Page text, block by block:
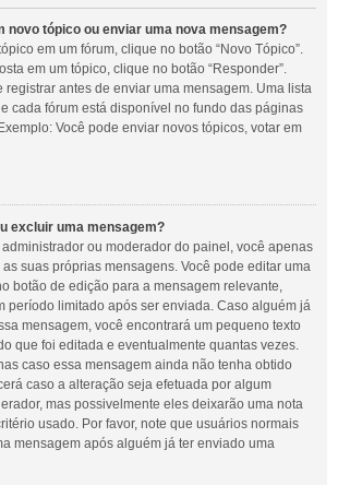
novo tópico ou enviar uma nova mensagem?
em um fórum, clique no botão “Novo Tópico”.
em um tópico, clique no botão “Responder”.
registrar antes de enviar uma mensagem. Uma lista
cada fórum está disponível no fundo das páginas
Você pode enviar novos tópicos, votar em
excluir uma mensagem?
ou moderador do painel, você apenas
suas próprias mensagens. Você pode editar uma
botão de edição para a mensagem relevante,
período limitado após ser enviada. Caso alguém já
mensagem, você encontrará um pequeno texto
que foi editada e eventualmente quantas vezes.
caso essa mensagem ainda não tenha obtido
caso a alteração seja efetuada por algum
mas possivelmente eles deixarão uma nota
usado. Por favor, note que usuários normais
mensagem após alguém já ter enviado uma